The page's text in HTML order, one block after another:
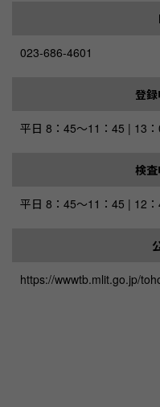
023-686-4601
登
平日 8：45～11：45 | 13
検
平日 8：45～11：45 | 12
https://wwwtb.mlit.go.jp/